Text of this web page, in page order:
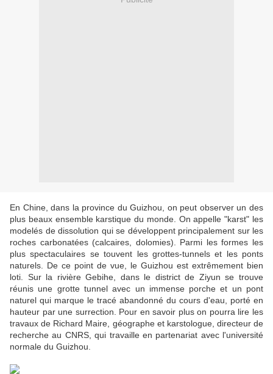
En Chine, dans la province du Guizhou, on peut observer un des
plus beaux ensemble karstique du monde. On appelle "karst" les
modelés de dissolution qui se développent principalement sur les
roches carbonatées (calcaires, dolomies). Parmi les formes les
plus spectaculaires se touvent les grottes-tunnels et les ponts
naturels. De ce point de vue, le Guizhou est extrêmement bien
loti. Sur la rivière Gebihe, dans le district de Ziyun se trouve
réunis une grotte tunnel avec un immense porche et un pont
naturel qui marque le tracé abandonné du cours d'eau, porté en
hauteur par une surrection. Pour en savoir plus on pourra lire les
travaux de Richard Maire, géographe et karstologue, directeur de
recherche au CNRS, qui travaille en partenariat avec l'université
normale du Guizhou.